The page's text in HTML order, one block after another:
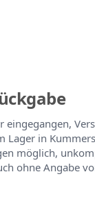
eingegangen,
Lager in
möglich,
ohne Angabe